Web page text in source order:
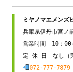
兵庫県伊丹市宮ノ
営業時間　10：00
072-777-7879